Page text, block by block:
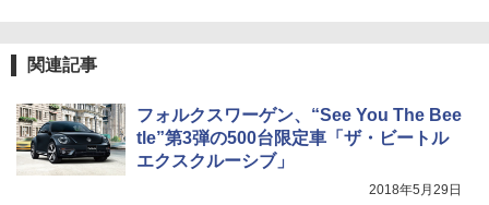
関連記事
フォルクスワーゲン、“See You The Bee
tle”第3弾の500台限定車「ザ・ビートル
エクスクルーシブ」
2018年5月29日